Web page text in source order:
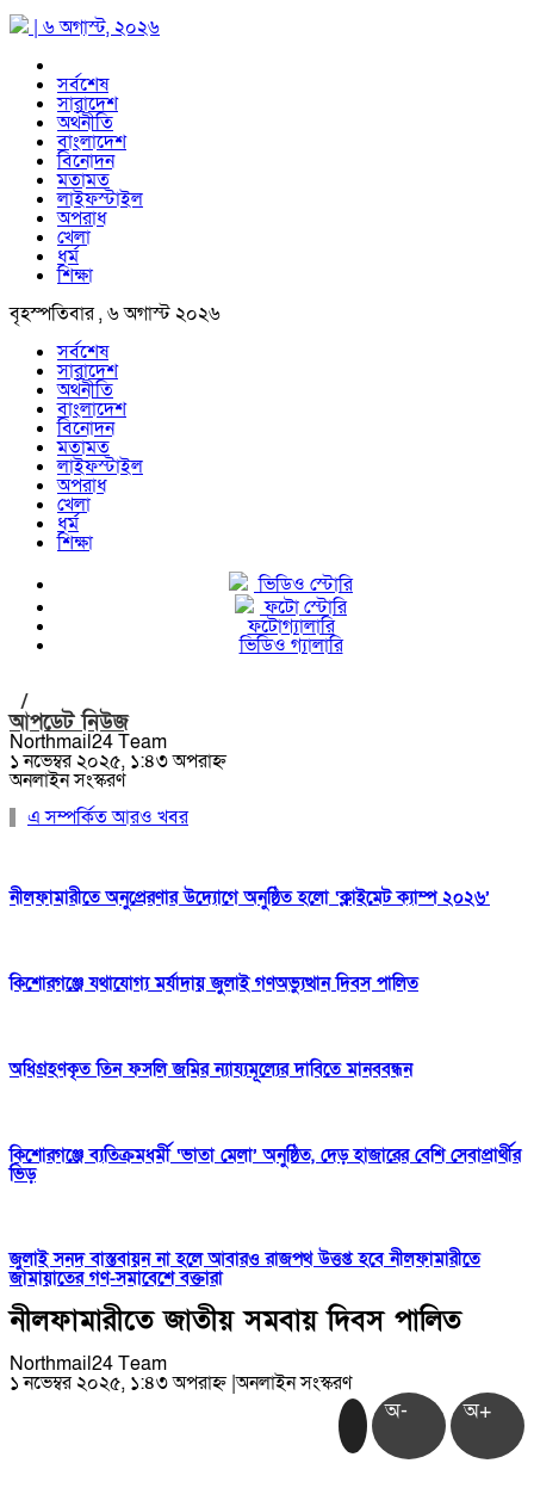
| ৬ অগাস্ট, ২০২৬
সর্বশেষ
সারাদেশ
অর্থনীতি
বাংলাদেশ
বিনোদন
মতামত
লাইফস্টাইল
অপরাধ
খেলা
ধর্ম
শিক্ষা
বৃহস্পতিবার , ৬ অগাস্ট ২০২৬
সর্বশেষ
সারাদেশ
অর্থনীতি
বাংলাদেশ
বিনোদন
মতামত
লাইফস্টাইল
অপরাধ
খেলা
ধর্ম
শিক্ষা
ভিডিও স্টোরি
ফটো স্টোরি
ফটোগ্যালারি
ভিডিও গ্যালারি
/
আপডেট নিউজ
Northmail24 Team
১ নভেম্বর ২০২৫, ১:৪৩ অপরাহ্ন
অনলাইন সংস্করণ
এ সম্পর্কিত আরও খবর
নীলফামারীতে অনুপ্রেরণার উদ্যোগে অনুষ্ঠিত হলো ‘ক্লাইমেট ক্যাম্প ২০২৬’
কিশোরগঞ্জে যথাযোগ্য মর্যাদায় জুলাই গণঅভ্যুত্থান দিবস পালিত
অধিগ্রহণকৃত তিন ফসলি জমির ন্যায্যমূল্যের দাবিতে মানববন্ধন
কিশোরগঞ্জে ব্যতিক্রমধর্মী ‘ভাতা মেলা’ অনুষ্ঠিত, দেড় হাজারের বেশি সেবাপ্রার্থীর
ভিড়
জুলাই সনদ বাস্তবায়ন না হলে আবারও রাজপথ উত্তপ্ত হবে নীলফামারীতে
জামায়াতের গণ-সমাবেশে বক্তারা
নীলফামারীতে জাতীয় সমবায় দিবস পালিত
Northmail24 Team
১ নভেম্বর ২০২৫, ১:৪৩ অপরাহ্ন|অনলাইন সংস্করণ
অ- অ+